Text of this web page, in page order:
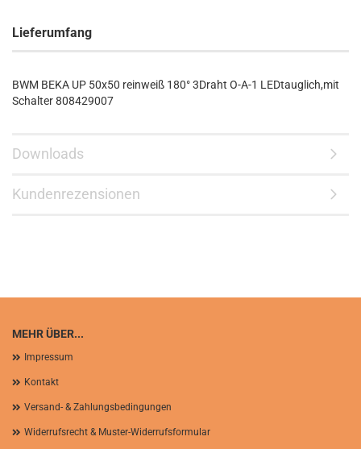
Lieferumfang
BWM BEKA UP 50x50 reinweiß 180° 3Draht O-A-1 LEDtauglich,mit
Schalter 808429007
Downloads
Kundenrezensionen
MEHR ÜBER...
Impressum
Kontakt
Versand- & Zahlungsbedingungen
Widerrufsrecht & Muster-Widerrufsformular